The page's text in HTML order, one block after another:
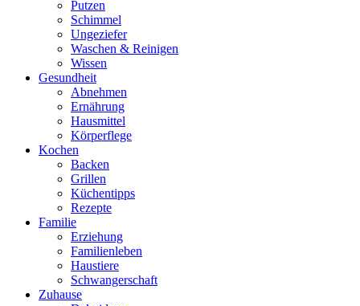
Putzen
Schimmel
Ungeziefer
Waschen & Reinigen
Wissen
Gesundheit
Abnehmen
Ernährung
Hausmittel
Körperflege
Kochen
Backen
Grillen
Küchentipps
Rezepte
Familie
Erziehung
Familienleben
Haustiere
Schwangerschaft
Zuhause